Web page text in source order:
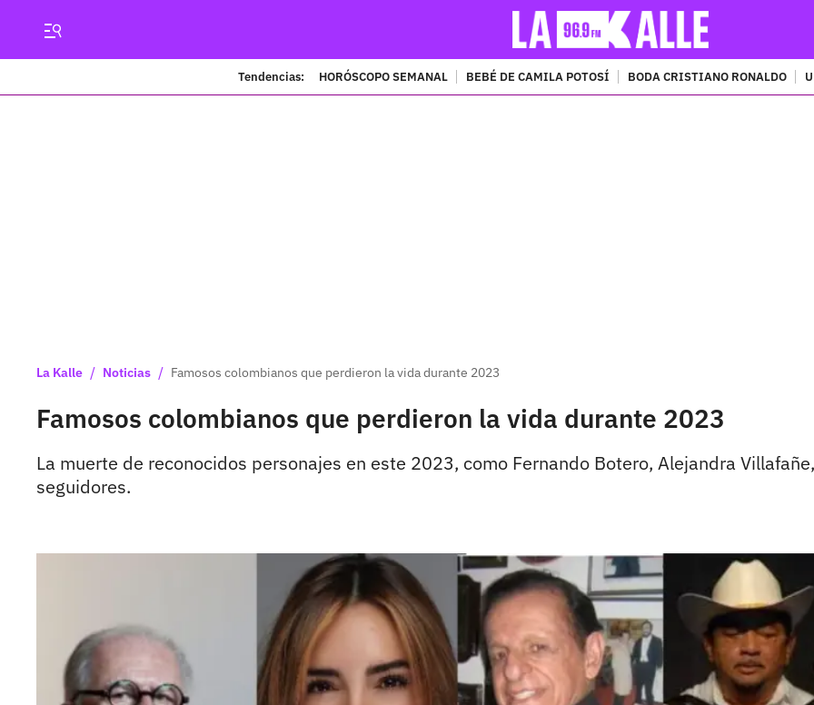
Tendencias: HORÓSCOPO SEMANAL BEBÉ DE CAMILA POTOSÍ BODA CRISTIANO RONALDO
La Kalle / Noticias / Famosos colombianos que perdieron la vida durante 2023
Famosos colombianos que perdieron la vida durante 2023
La muerte de reconocidos personajes en este 2023, como Fernando Botero, Alejandra
seguidores.